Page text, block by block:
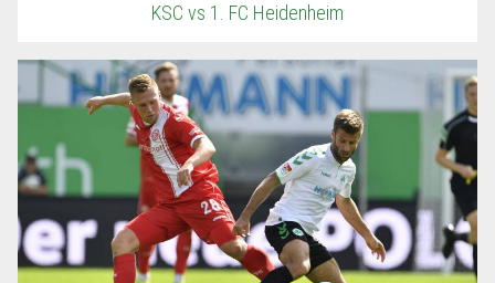
KSC vs 1. FC Heidenheim